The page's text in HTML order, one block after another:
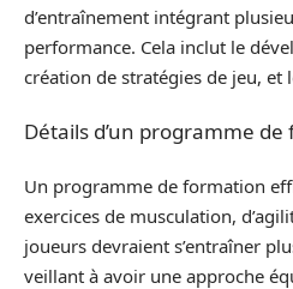
d’entraînement intégrant
performance. Cela inclut le
création de stratégies de jeu, et
Détails d’un programme
Un programme de formation
exercices de musculation,
joueurs devraient s’entraîner
veillant à avoir une approche